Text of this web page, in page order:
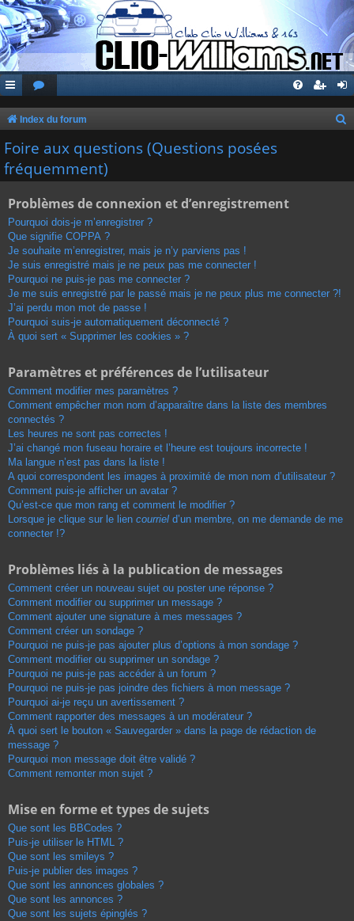
Index du forum
h
Foire aux questions (Questions posées
fréquemment)
Problèmes de connexion et d’enregistrement
Pourquoi dois-je m’enregistrer ?
Que signifie COPPA ?
Je souhaite m’enregistrer, mais je n’y parviens pas !
Je suis enregistré mais je ne peux pas me connecter !
Pourquoi ne puis-je pas me connecter ?
Je me suis enregistré par le passé mais je ne peux plus me connecter ?!
J’ai perdu mon mot de passe !
Pourquoi suis-je automatiquement déconnecté ?
À quoi sert « Supprimer les cookies » ?
Paramètres et préférences de l’utilisateur
Comment modifier mes paramètres ?
Comment empêcher mon nom d’apparaître dans la liste des membres
connectés ?
Les heures ne sont pas correctes !
J’ai changé mon fuseau horaire et l’heure est toujours incorrecte !
Ma langue n’est pas dans la liste !
A quoi correspondent les images à proximité de mon nom d’utilisateur ?
Comment puis-je afficher un avatar ?
Qu’est-ce que mon rang et comment le modifier ?
Lorsque je clique sur le lien courriel d’un membre, on me demande de me
connecter !?
Problèmes liés à la publication de messages
Comment créer un nouveau sujet ou poster une réponse ?
Comment modifier ou supprimer un message ?
Comment ajouter une signature à mes messages ?
Comment créer un sondage ?
Pourquoi ne puis-je pas ajouter plus d’options à mon sondage ?
Comment modifier ou supprimer un sondage ?
Pourquoi ne puis-je pas accéder à un forum ?
Pourquoi ne puis-je pas joindre des fichiers à mon message ?
Pourquoi ai-je reçu un avertissement ?
Comment rapporter des messages à un modérateur ?
À quoi sert le bouton « Sauvegarder » dans la page de rédaction de
message ?
Pourquoi mon message doit être validé ?
Comment remonter mon sujet ?
Mise en forme et types de sujets
Que sont les BBCodes ?
Puis-je utiliser le HTML ?
Que sont les smileys ?
Puis-je publier des images ?
Que sont les annonces globales ?
Que sont les annonces ?
Que sont les sujets épinglés ?